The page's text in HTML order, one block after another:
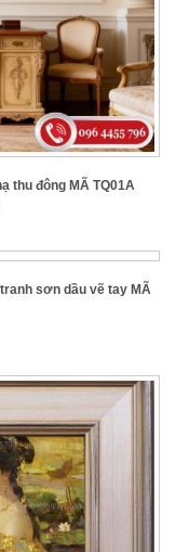
thu đông MÃ TQ01A
sơn dầu vẽ tay MÃ